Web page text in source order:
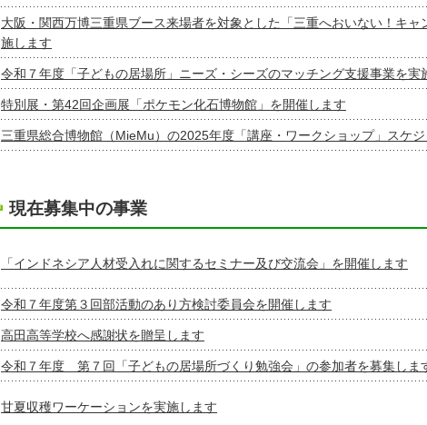
大阪・関西万博三重県ブース来場者を対象とした「三重へおいない！キャ
施します
令和７年度「子どもの居場所」ニーズ・シーズのマッチング支援事業を実
特別展・第42回企画展「ポケモン化石博物館」を開催します
三重県総合博物館（MieMu）の2025年度「講座・ワークショップ」スケ
現在募集中の事業
「インドネシア人材受入れに関するセミナー及び交流会」を開催します
令和７年度第３回部活動のあり方検討委員会を開催します
高田高等学校へ感謝状を贈呈します
令和７年度 第７回「子どもの居場所づくり勉強会」の参加者を募集しま
甘夏収穫ワーケーションを実施します